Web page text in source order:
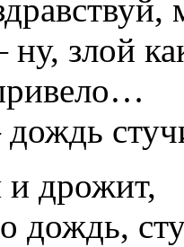
злой
и дрожит,
дождь,